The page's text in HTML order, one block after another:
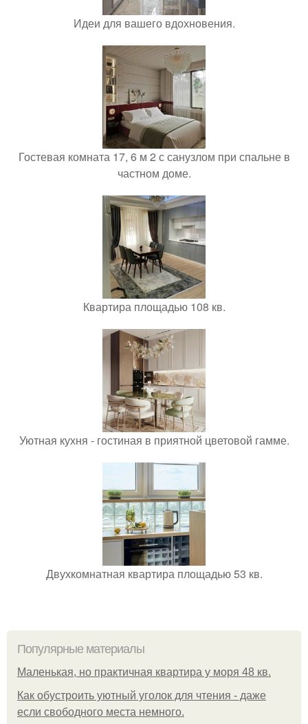
Идеи для вашего вдохновения.
Гостевая комната 17, 6 м 2 с санузлом при спальне в
частном доме.
Квартира площадью 108 кв.
Уютная кухня - гостиная в приятной цветовой гамме.
Двухкомнатная квартира площадью 53 кв.
Популярные материалы
Маленькая, но практичная квартира у моря 48 кв.
Как обустроить уютный уголок для чтения - даже
если свободного места немного.